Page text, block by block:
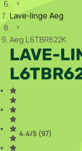
Lave-linge Aeg
Aeg L6TBR622K
LAVE-
4.4/5 (97)